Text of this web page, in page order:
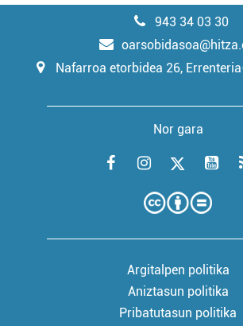
943 34 03 30
Nafarroa etorbidea 26,
Nor gara
Argitalpen politika
Aniztasun politika
Pribatutasun politika